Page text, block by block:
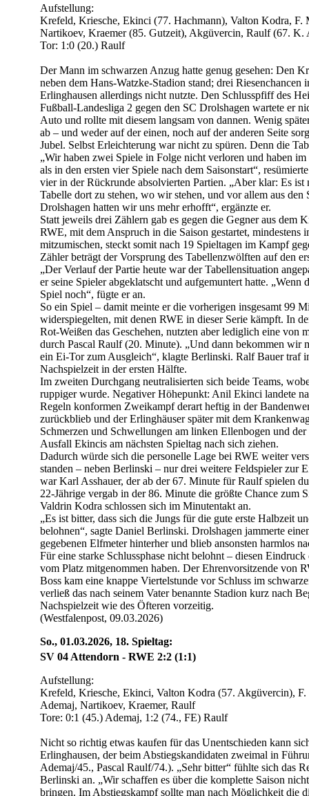
Aufstellung:
Krefeld, Kriesche, Ekinci (77. Hachmann), Valton Kodra, F.
Nartikoev, Kraemer (85. Gutzeit), Akgüvercin, Raulf (67. K.
Tor: 1:0 (20.) Raulf
Der Mann im schwarzen Anzug hatte genug gesehen: Den
neben dem Hans-Watzke-Stadion stand; drei
Erlinghausen allerdings nicht nutzte. Den Schlusspfiff des
Fußball-Landesliga 2 gegen den SC Drolshagen wartete er
Auto und rollte mit diesem langsam von dannen. Wenig
ab – und weder auf der einen, noch auf der anderen Seite
Jubel. Selbst Erleichterung war nicht zu spüren. Denn die
„Wir haben zwei Spiele in Folge nicht verloren und haben
als in den ersten vier Spiele nach dem Saisonstart“,
vier in der Rückrunde absolvierten Partien. „Aber klar: Es ist
Tabelle dort zu stehen, wo wir stehen, und vor allem aus den
Drolshagen hatten wir uns mehr erhofft“, ergänzte er.
Statt jeweils drei Zählern gab es gegen die Gegner aus dem
RWE, mit dem Anspruch in die Saison gestartet, mindestens
mitzumischen, steckt somit nach 19 Spieltagen im Kampf
Zähler beträgt der Vorsprung des Tabellenzwölften auf den
„Der Verlauf der Partie heute war der Tabellensituation
er seine Spieler abgeklatscht und aufgemuntert hatte. „Wenn
Spiel noch“, fügte er an.
So ein Spiel – damit meinte er die vorherigen insgesamt 99
widerspiegelten, mit denen RWE in dieser Serie kämpft. In
Rot-Weißen das Geschehen, nutzten aber lediglich eine von
durch Pascal Raulf (20. Minute). „Und dann bekommen wir
ein Ei-Tor zum Ausgleich“, klagte Berlinski. Ralf Bauer traf
Nachspielzeit in der ersten Hälfte.
Im zweiten Durchgang neutralisierten sich beide Teams,
ruppiger wurde. Negativer Höhepunkt: Anil Ekinci landete
Regeln konformen Zweikampf derart heftig in der
zurückblieb und der Erlinghäuser später mit dem
Schmerzen und Schwellungen am linken Ellenbogen und
Ausfall Ekincis am nächsten Spieltag nach sich ziehen.
Dadurch würde sich die personelle Lage bei RWE weiter
standen – neben Berlinski – nur drei weitere Feldspieler zur
war Karl Asshauer, der ab der 67. Minute für Raulf spielen
22-Jährige vergab in der 86. Minute die größte Chance zum
Valdrin Kodra schlossen sich im Minutentakt an.
„Es ist bitter, dass sich die Jungs für die gute erste Halbzeit
belohnen“, sagte Daniel Berlinski. Drolshagen jammerte
gegebenen Elfmeter hinterher und blieb ansonsten harmlos
Für eine starke Schlussphase nicht belohnt – diesen
vom Platz mitgenommen haben. Der Ehrenvorsitzende von
Boss kam eine knappe Viertelstunde vor Schluss im
verließ das nach seinem Vater benannte Stadion kurz nach
Nachspielzeit wie des Öfteren vorzeitig.
(Westfalenpost, 09.03.2026)
So., 01.03.2026, 18. Spieltag:
SV 04 Attendorn - RWE 2:2 (1:1)
Aufstellung:
Krefeld, Kriesche, Ekinci, Valton Kodra (57. Akgüvercin),
Ademaj, Nartikoev, Kraemer, Raulf
Tore: 0:1 (45.) Ademaj, 1:2 (74., FE) Raulf
Nicht so richtig etwas kaufen für das Unentschieden kann
Erlinghausen, der beim Abstiegskandidaten zweimal in
Ademaj/45., Pascal Raulf/74.). „Sehr bitter“ fühlte sich das
Berlinski an. „Wir schaffen es über die komplette Saison
bringen. Im Abstiegskampf sollte man nach Möglichkeit die